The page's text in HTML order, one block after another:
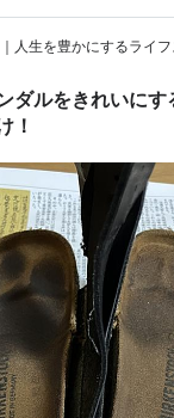
としては高いのかも
ルクグリップのロッ
類のロッドですよね
人生を豊かにするライ
ダルをきれいにす
！